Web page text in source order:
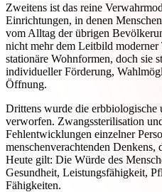
Zweitens ist das reine
Einrichtungen, in denen
vom Alltag der übrigen
nicht mehr dem Leitbild
stationäre Wohnformen, doch sie
individueller Förderung,
Öffnung.
Drittens wurde die erbbiologische
verworfen. Zwangssterilisation
Fehlentwicklungen einzelner
menschenverachtenden Denkens,
Heute gilt: Die Würde des
Gesundheit, Leistungsfähigkeit,
Fähigkeiten.